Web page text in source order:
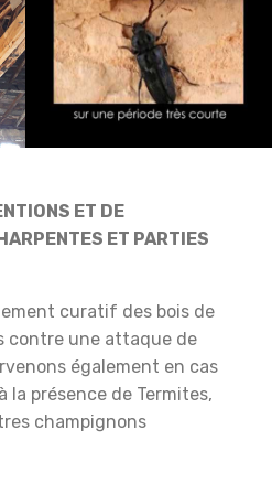
ET DE
ET PARTIES
curatif des bois de
contre une attaque de
également en cas
la présence de Termites,
champignons